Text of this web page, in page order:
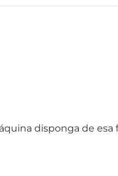
disponga de esa